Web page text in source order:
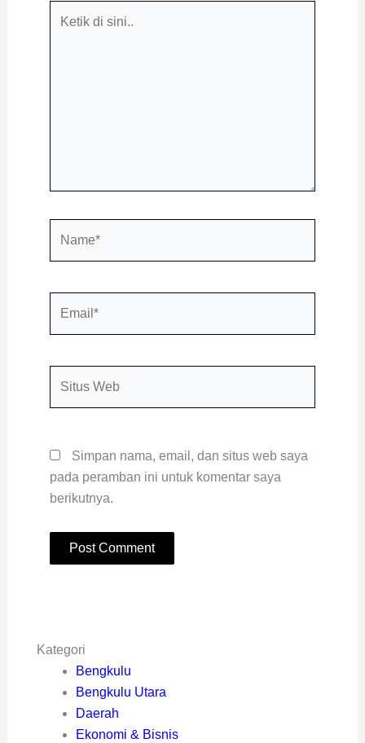
Simpan nama, email, dan situs web saya
pada peramban ini untuk komentar saya
berikutnya.
Kategori
Bengkulu
Bengkulu Utara
Daerah
Ekonomi & Bisnis